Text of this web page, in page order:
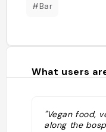
#Bar
What users
"Vegan food,
along the